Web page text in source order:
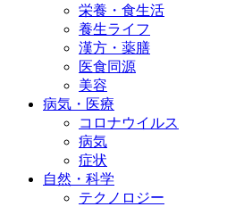
栄養・食生活
養生ライフ
漢方・薬膳
医食同源
美容
病気・医療
コロナウイルス
病気
症状
自然・科学
テクノロジー